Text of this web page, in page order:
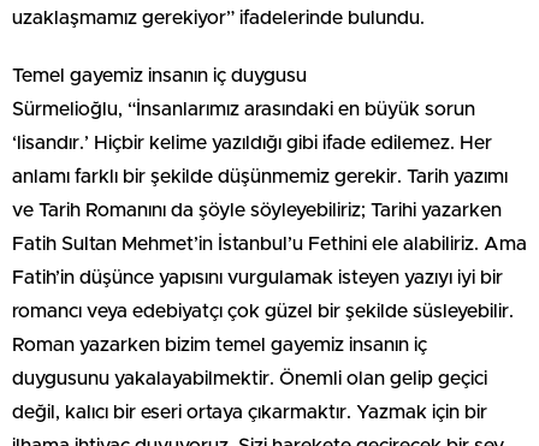
uzaklaşmamız gerekiyor” ifadelerinde bulundu.
Temel gayemiz insanın iç duygusu
Sürmelioğlu, “İnsanlarımız arasındaki en büyük sorun
‘lisandır.’ Hiçbir kelime yazıldığı gibi ifade edilemez. Her
anlamı farklı bir şekilde düşünmemiz gerekir. Tarih yazımı
ve Tarih Romanını da şöyle söyleyebiliriz; Tarihi yazarken
Fatih Sultan Mehmet’in İstanbul’u Fethini ele alabiliriz. Ama
Fatih’in düşünce yapısını vurgulamak isteyen yazıyı iyi bir
romancı veya edebiyatçı çok güzel bir şekilde süsleyebilir.
Roman yazarken bizim temel gayemiz insanın iç
duygusunu yakalayabilmektir. Önemli olan gelip geçici
değil, kalıcı bir eseri ortaya çıkarmaktır. Yazmak için bir